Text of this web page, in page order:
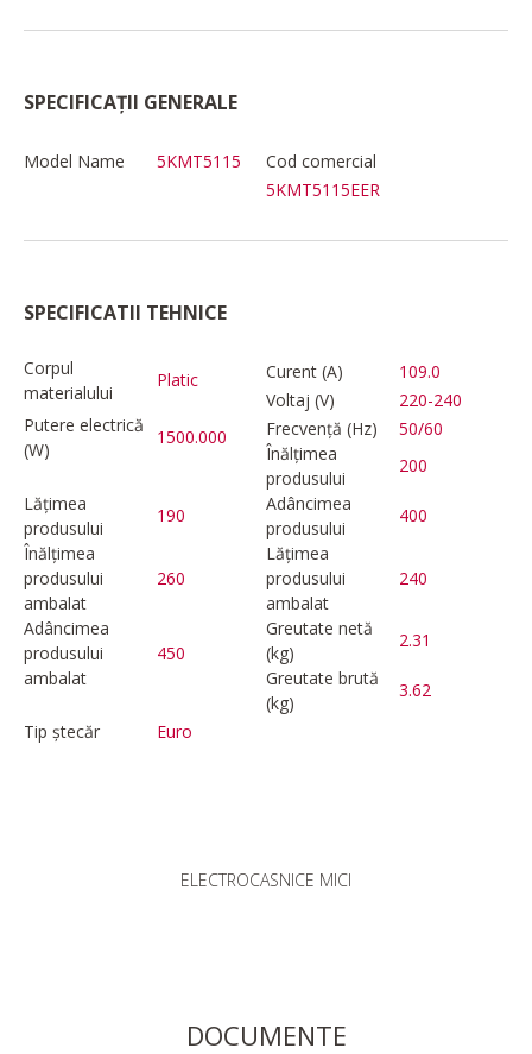
SPECIFICAȚII GENERALE
Model Name 5KMT5115
Cod comercial
5KMT5115EER
SPECIFICATII TEHNICE
Corpul
materialului
Platic Curent (A)
109.0
Voltaj (V)
220-240
Putere electrică
(W)
1500.000 Frecvență (Hz)
50/60
Înălțimea
produsului
200
Lățimea
produsului
190
Adâncimea
produsului
400
Înălțimea
produsului
ambalat
260
Lățimea
produsului
ambalat
240
Adâncimea
produsului
ambalat
450
Greutate netă
(kg)
2.31
Greutate brută
(kg)
3.62
Tip ștecăr
Euro
ELECTROCASNICE MICI
DOCUMENTE